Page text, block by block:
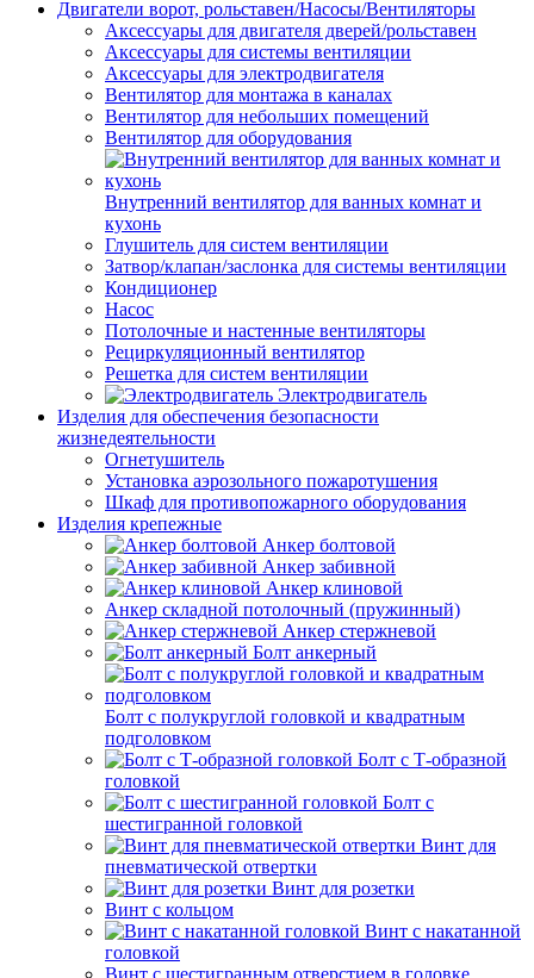
Двигатели ворот, рольставен/Насосы/Вентиляторы
Аксессуары для двигателя дверей/рольставен
Аксессуары для системы вентиляции
Аксессуары для электродвигателя
Вентилятор для монтажа в каналах
Вентилятор для небольших помещений
Вентилятор для оборудования
Внутренний вентилятор для ванных комнат и
кухонь
Глушитель для систем вентиляции
Затвор/клапан/заслонка для системы вентиляции
Кондиционер
Насос
Потолочные и настенные вентиляторы
Рециркуляционный вентилятор
Решетка для систем вентиляции
Электродвигатель
Изделия для обеспечения безопасности
жизнедеятельности
Огнетушитель
Установка аэрозольного пожаротушения
Шкаф для противопожарного оборудования
Изделия крепежные
Анкер болтовой
Анкер забивной
Анкер клиновой
Анкер складной потолочный (пружинный)
Анкер стержневой
Болт анкерный
Болт с полукруглой головкой и квадратным
подголовком
Болт с Т-образной
головкой
Болт с
шестигранной головкой
Винт для
пневматической отвертки
Винт для розетки
Винт с кольцом
Винт с накатанной
головкой
Винт с шестигранным отверстием в головке